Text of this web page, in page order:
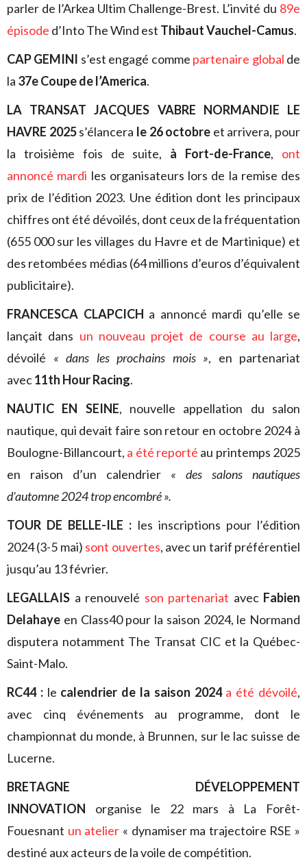
parler de l’Arkea Ultim Challenge-Brest. L’invité du 89e
épisode d’Into The Wind est Thibaut Vauchel-Camus.
CAP GEMINI s’est engagé comme partenaire global de
la 37e Coupe de l’America.
LA TRANSAT JACQUES VABRE NORMANDIE LE
HAVRE 2025s’élancera le 26 octobre et arrivera, pour
la troisième fois de suite, à Fort-de-France, ont
annoncé mardi les organisateurs lors de la remise des
prix de l’édition 2023. Une édition dont les principaux
chiffres ont été dévoilés, dont ceux de la fréquentation
(655 000 sur les villages du Havre et de Martinique) et
des retombées médias (64 millions d’euros d’équivalent
publicitaire).
FRANCESCA CLAPCICH a annoncé mardi qu’elle se
lançait dans un nouveau projet de course au large,
dévoilé « dans les prochains mois », en partenariat
avec11th Hour Racing.
NAUTIC EN SEINE, nouvelle appellation du salon
nautique, qui devait faire son retour en octobre 2024 à
Boulogne-Billancourt, a été reporté au printemps 2025
en raison d’un calendrier « des salons nautiques
d’automne 2024 trop encombré ».
TOUR DE BELLE-ILE : les inscriptions pour l’édition
2024 (3-5 mai) sont ouvertes, avec un tarif préférentiel
jusqu’au 13 février.
LEGALLAIS a renouvelé son partenariat avec Fabien
Delahaye en Class40 pour la saison 2024, le Normand
disputera notamment The Transat CIC et la Québec-
Saint-Malo.
RC44 :le calendrier de la saison 2024 a été dévoilé,
avec cinq événements au programme, dont le
championnat du monde, à Brunnen, sur le lac suisse de
Lucerne.
BRETAGNE DÉVELOPPEMENT
INNOVATION organise le 22 mars à La Forêt-
Fouesnant un atelier « dynamiser ma trajectoire RSE »
destiné aux acteurs de la voile de compétition.